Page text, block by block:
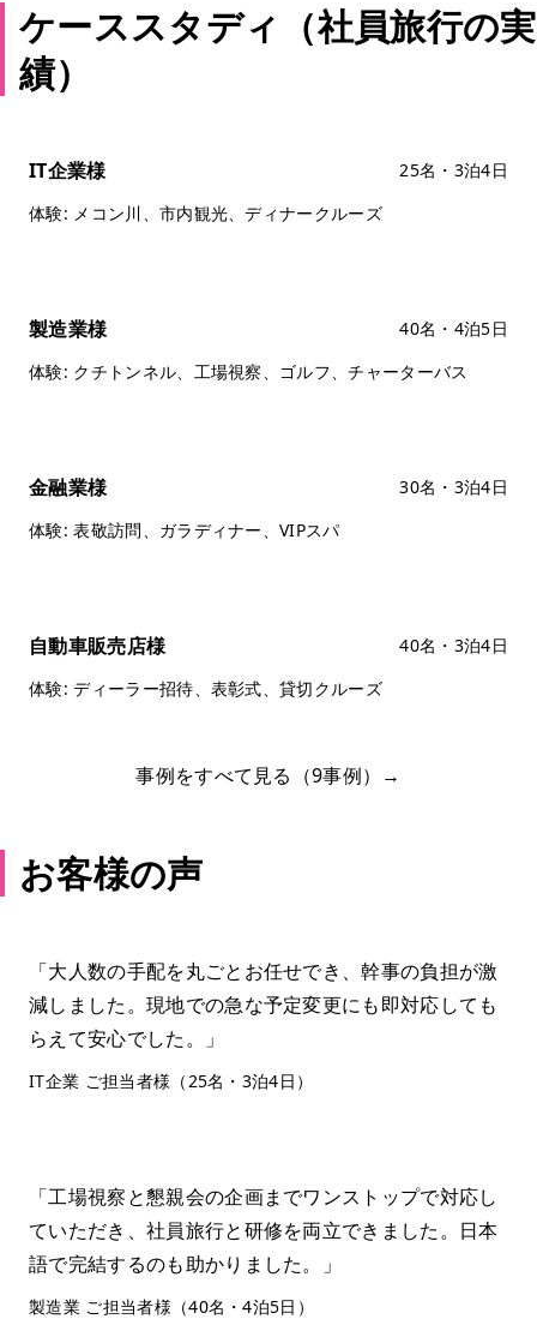
ケーススタディ（社員旅行の実
績）
IT企業様
25名・3泊4日
体験: メコン川、市内観光、ディナークルーズ
製造業様
40名・4泊5日
体験: クチトンネル、工場視察、ゴルフ、チャーターバス
金融業様
30名・3泊4日
体験: 表敬訪問、ガラディナー、VIPスパ
自動車販売店様
40名・3泊4日
体験: ディーラー招待、表彰式、貸切クルーズ
事例をすべて見る（9事例）→
お客様の声
「大人数の手配を丸ごとお任せでき、幹事の負担が激
減しました。現地での急な予定変更にも即対応しても
らえて安心でした。」
IT企業 ご担当者様（25名・3泊4日）
「工場視察と懇親会の企画までワンストップで対応し
ていただき、社員旅行と研修を両立できました。日本
語で完結するのも助かりました。」
製造業 ご担当者様（40名・4泊5日）